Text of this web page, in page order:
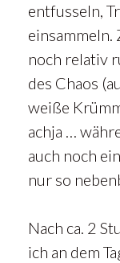
entfusseln,
einsammeln.
noch relativ
des Chaos
weiße
achja …
auch noch
nur so
Nach ca. 2
ich an dem